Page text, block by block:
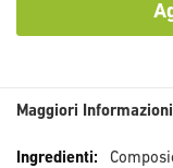
Maggiori Informazioni
Maggiori